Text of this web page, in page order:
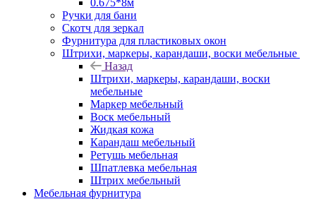
0.675*8м
Ручки для бани
Скотч для зеркал
Фурнитура для пластиковых окон
Штрихи, маркеры, карандаши, воски мебельные
Назад
Штрихи, маркеры, карандаши, воски
мебельные
Маркер мебельный
Воск мебельный
Жидкая кожа
Карандаш мебельный
Ретушь мебельная
Шпатлевка мебельная
Штрих мебельный
Мебельная фурнитура